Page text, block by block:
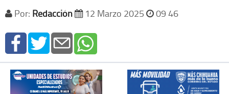
Por: Redacción 12 Marzo 2025 09 46